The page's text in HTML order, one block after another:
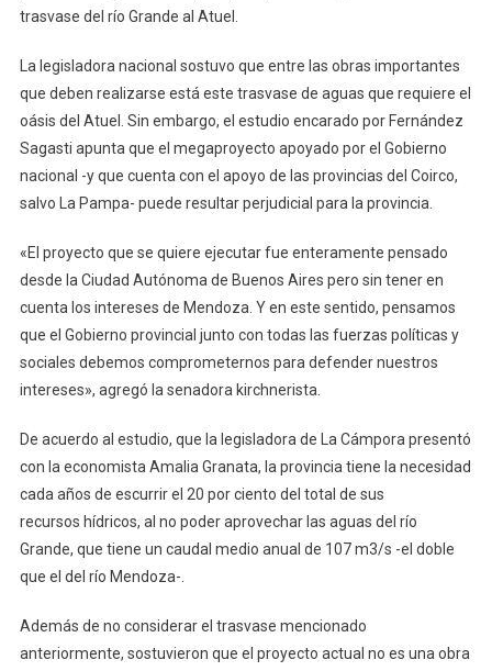
trasvase del río Grande al Atuel.
La legisladora nacional sostuvo que entre las obras importantes
que deben realizarse está este trasvase de aguas que requiere el
oásis del Atuel. Sin embargo, el estudio encarado por Fernández
Sagasti apunta que el megaproyecto apoyado por el Gobierno
nacional -y que cuenta con el apoyo de las provincias del Coirco,
salvo La Pampa- puede resultar perjudicial para la provincia.
«El proyecto que se quiere ejecutar fue enteramente pensado
desde la Ciudad Autónoma de Buenos Aires pero sin tener en
cuenta los intereses de Mendoza. Y en este sentido, pensamos
que el Gobierno provincial junto con todas las fuerzas políticas y
sociales debemos comprometernos para defender nuestros
intereses», agregó la senadora kirchnerista.
De acuerdo al estudio, que la legisladora de La Cámpora presentó
con la economista Amalia Granata, la provincia tiene la necesidad
cada años de escurrir el 20 por ciento del total de sus
recursos hídricos, al no poder aprovechar las aguas del río
Grande, que tiene un caudal medio anual de 107 m3/s -el doble
que el del río Mendoza-.
Además de no considerar el trasvase mencionado
anteriormente, sostuvieron que el proyecto actual no es una obra